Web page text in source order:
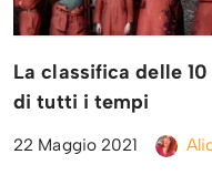
La classifica delle
di tutti i tempi
22 Maggio 2021